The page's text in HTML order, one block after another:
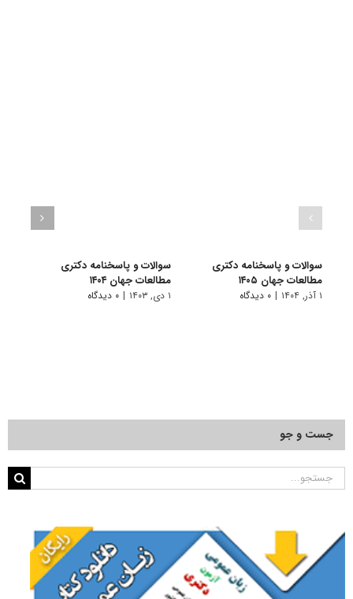
سوالات و پاسخنامه دکتری
مطالعات جهان ۱۴۰۵
۱ آذر, ۱۴۰۴ | ۰ دیدگاه
سوالات و پاسخنامه دکتری
مطالعات جهان ۱۴۰۴
۱ دی, ۱۴۰۳ | ۰ دیدگاه
جست و جو
جستجو